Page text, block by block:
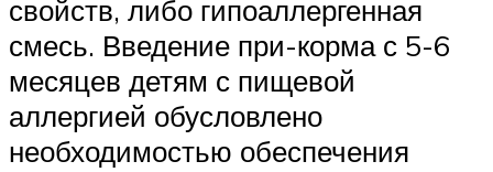
свойств, либо гипоаллергенная
смесь. Введение при-корма с 5-6
месяцев детям с пищевой
аллергией обусловлено
необходимостью обеспечения